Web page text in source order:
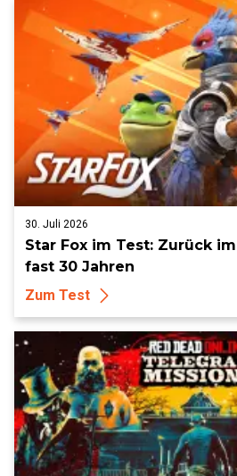
30. Juli 2026
Star Fox im Test: Zurück
fast 30 Jahren
Zum Test